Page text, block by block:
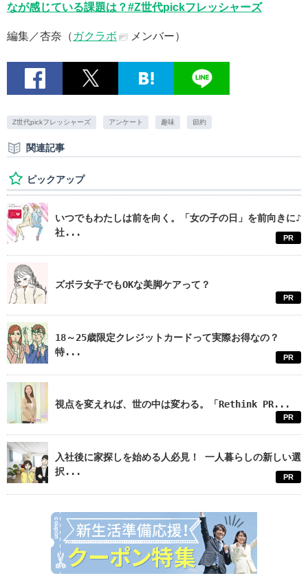
なが感じている課題は？#Z世代pickフレッシャーズ
編集／杏奈（ ガクラボ メンバー）
Z世代pickフレッシャーズ アンケート 趣味 節約
関連記事
ピックアップ
いつでもわたしは前を向く。「女の子の日」を前向きに♪
社...
PR
ズボラ女子でもOKな美脚ケアって？
PR
18～25歳限定クレジットカードって実際お得なの？
特...
PR
視点を変えれば、世の中は変わる。「Rethink PR...
PR
入社後に家探しを始める人必見！ 一人暮らしの新しい選
択...
PR